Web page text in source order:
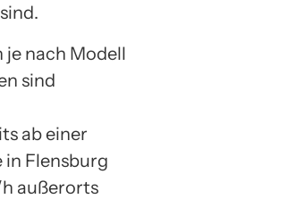
je nach Modell
sind
ab einer
Flensburg
außerorts